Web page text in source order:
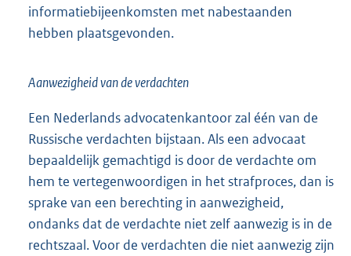
informatiebijeenkomsten met nabestaanden
hebben plaatsgevonden.
Aanwezigheid van de verdachten
Een Nederlands advocatenkantoor zal één van de
Russische verdachten bijstaan. Als een advocaat
bepaaldelijk gemachtigd is door de verdachte om
hem te vertegenwoordigen in het strafproces, dan is
sprake van een berechting in aanwezigheid,
ondanks dat de verdachte niet zelf aanwezig is in de
rechtszaal. Voor de verdachten die niet aanwezig zijn